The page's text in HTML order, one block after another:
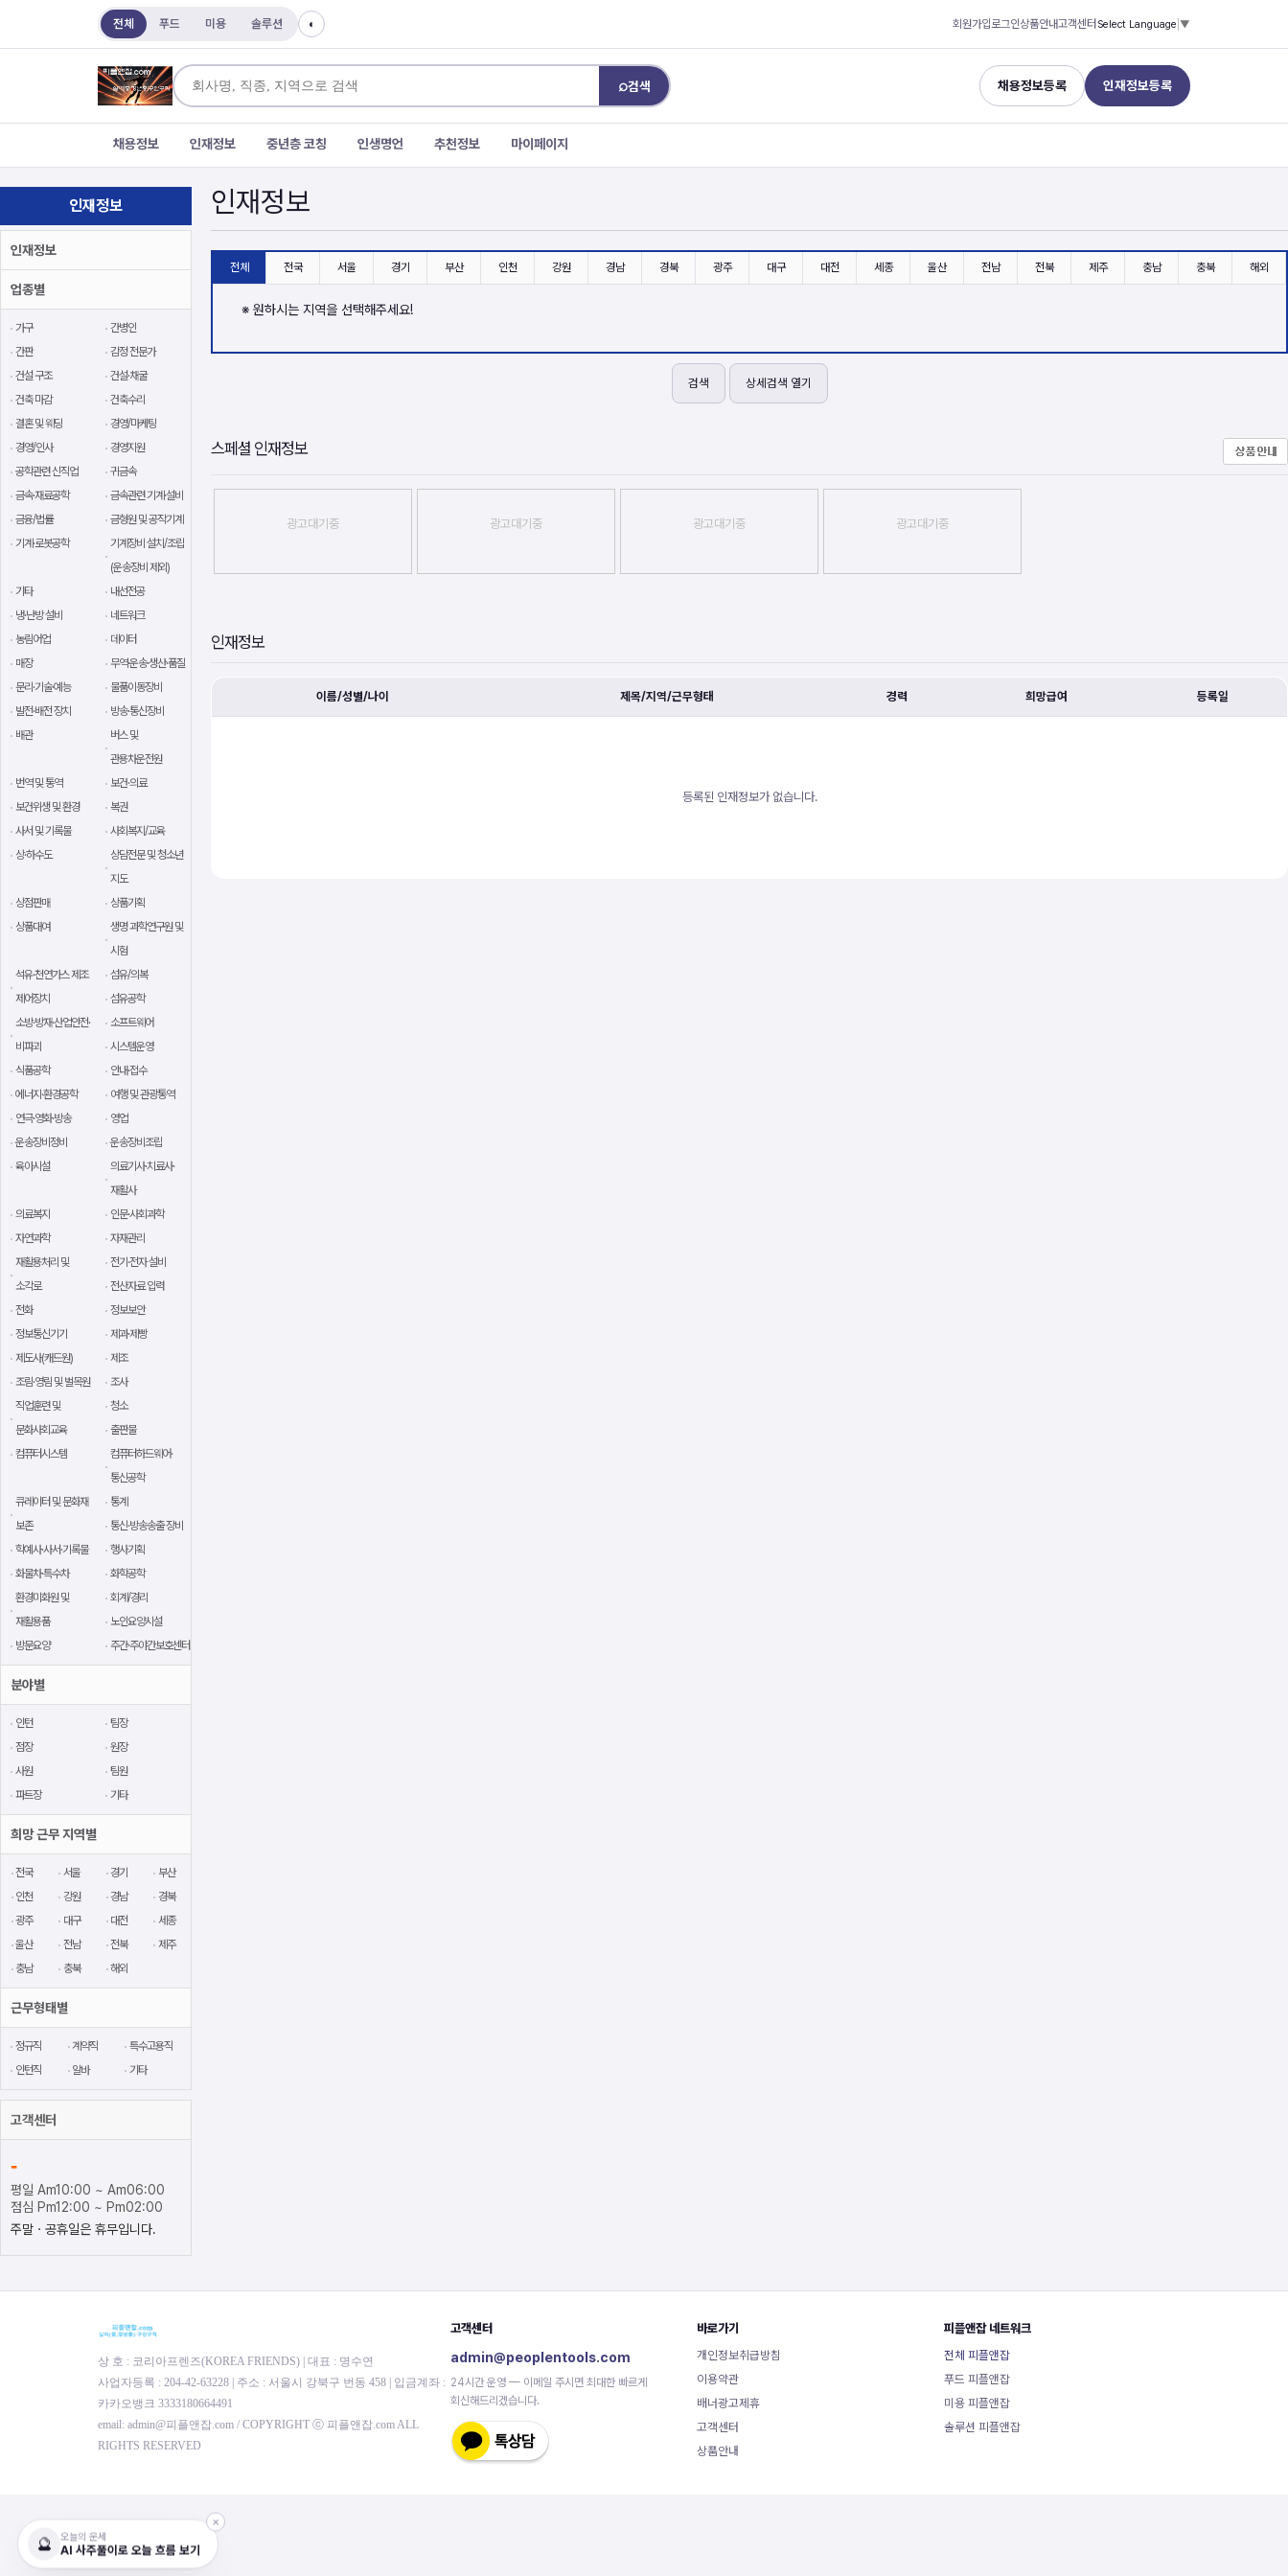
전체 푸드 미용 솔루션 ◐ 회원가입 로그인상품안내고객센터 Select Language ▼
⌕검색 채용정보등록 인재정보등록
채용정보 인재정보 중년층 코칭 인생명언 추천정보 마이페이지
✕
🔮 오늘의 운세
AI 사주풀이로 오늘 흐름 보기
인재정보
인재정보
업종별
가구
간병인
간판
감정 전문가
건설 구조
건설·채굴
건축 마감
건축수리
결혼 및 웨딩
경영/마케팅
경영/인사
경영지원
공학관련 신직업
귀금속
금속·재료공학
금속관련 기계·설비
금융/법률
금형원 및 공작기계
기계·로봇공학
기계장비 설치/조립
(운송장비 제외)
기타
내선전공
냉·난방 설비
네트워크
농림어업
데이터
매장
무역·운송·생산·품질
문리·기술·예능
물품이동장비
발전·배전 장치
방송·통신장비
배관
버스 및
관용차운전원
번역 및 통역
보건·의료
보건위생 및 환경
복권
사서 및 기록물
사회복지/교육
상·하수도
상담전문 및 청소년
지도
상점판매
상품기획
상품대여
생명 과학연구원 및
시험
석유·천연가스 제조
제어장치
섬유/의복
섬유공학
소방·방재·산업안전·
비파괴
소프트웨어
시스템운영
식품공학
안내·접수
에너지·환경공학
여행 및 관광통역
연극·영화·방송
영업
운송장비정비
운송장비조립
육아시설
의료기사·치료사·
재활사
의료복지
인문·사회과학
자연과학
자재관리
재활용처리 및
소각로
전기·전자 설비
전산자료 입력
전화
정보보안
정보통신기기
제과·제빵
제도사(캐드원)
제조
조림·영림 및 벌목원
조사
직업훈련 및
문화사회교육
청소
출판물
컴퓨터시스템
컴퓨터하드웨어·
통신공학
큐레이터 및 문화재
보존
통계
통신·방송송출 장비
학예사·사서·기록물
행사기획
화물차·특수차
화학공학
환경미화원 및
재활용품
회계/경리
노인요양시설
방문요양
주간·주야간보호센터
분야별
인턴
팀장
점장
원장
사원
팀원
파트장
기타
희망 근무 지역별
전국 서울 경기
부산
인천
강원 경남
경북
광주
대구 대전
세종
울산
전남 전북
제주
충남
충북 해외
근무형태별
정규직 계약직
특수고용직
인턴직
알바 기타
고객센터
-
평일 Am10:00 ~ Am06:00
점심 Pm12:00 ~ Pm02:00
주말ㆍ공휴일은 휴무입니다.
인재정보
전체 전국 서울 경기 부산 인천 강원 경남 경북 광주 대구 대전 세종 울산 전남 전북 제주 충남 충북 해외
※ 원하시는 지역을 선택해주세요!
검색 상세검색 열기
스페셜 인재정보
광고대기중 광고대기중 광고대기중 광고대기중
인재정보
이름/성별/나이 제목/지역/근무형태 경력 희망급여 등록일
등록된 인재정보가 없습니다.
상 호 : 코리아프렌즈(KOREA FRIENDS) | 대표 : 명수연
사업자등록 : 204-42-63228 | 주소 : 서울시 강북구 번동 458 | 입금계좌 :
카카오뱅크 3333180664491
email: admin@피플앤잡.com / COPYRIGHT ⓒ 피플앤잡.com ALL
RIGHTS RESERVED
고객센터
admin@peoplentools.com
24시간 운영 — 이메일 주시면 최대한 빠르게
회신해드리겠습니다.
바로가기
개인정보취급방침
이용약관
배너광고제휴
고객센터
상품안내
피플앤잡 네트워크
전체 피플앤잡
푸드 피플앤잡
미용 피플앤잡
솔루션 피플앤잡